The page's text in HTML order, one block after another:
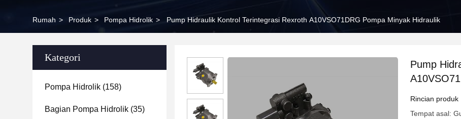
Rumah > Produk > Pompa Hidrolik > Pump Hidraulik Kontrol Terintegrasi Rexroth A10VSO71DRG Pompa Minyak Hidraulik
Kategori
Pompa Hidrolik (158)
Bagian Pompa Hidrolik (35)
Pump
Rincian produk
Tempat asal: